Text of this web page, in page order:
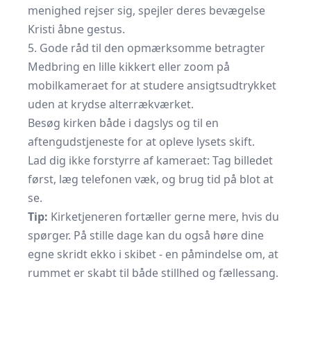
menighed rejser sig, spejler deres bevægelse
Kristi åbne gestus.
5. Gode råd til den opmærksomme betragter
Medbring en lille kikkert eller zoom på
mobilkameraet for at studere ansigtsudtrykket
uden at krydse alterrækværket.
Besøg kirken både i dagslys og til en
aftengudstjeneste for at opleve lysets skift.
Lad dig ikke forstyrre af kameraet: Tag billedet
først, læg telefonen væk, og brug tid på blot at
se.
Tip: Kirketjeneren fortæller gerne mere, hvis du
spørger. På stille dage kan du også høre dine
egne skridt ekko i skibet - en påmindelse om, at
rummet er skabt til både stillhed og fællessang.